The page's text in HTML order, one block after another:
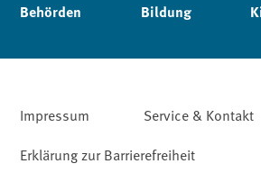
Behörden Bildung
Impressum Service & Kontakt
Erklärung zur Barrierefreiheit